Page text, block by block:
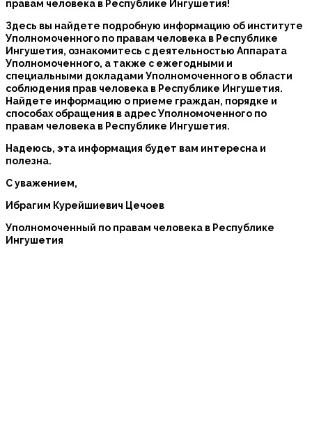
правам человека в Республике Ингушетия!
Здесь вы найдете подробную информацию об институте
Уполномоченного по правам человека в Республике
Ингушетия, ознакомитесь с деятельностью Аппарата
Уполномоченного, а также с ежегодными и
специальными докладами Уполномоченного в области
соблюдения прав человека в Республике Ингушетия.
Найдете информацию о приеме граждан, порядке и
способах обращения в адрес Уполномоченного по
правам человека в Республике Ингушетия.
Надеюсь, эта информация будет вам интересна и
полезна.
С уважением,
Ибрагим Курейшиевич Цечоев
Уполномоченный по правам человека в Республике
Ингушетия